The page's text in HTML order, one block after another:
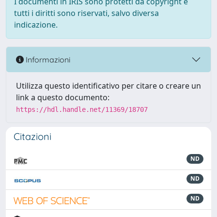
tutti i diritti sono riservati, salvo diversa
indicazione.
Informazioni
Utilizza questo identificativo per citare o creare un
link a questo documento:
https://hdl.handle.net/11369/18707
Citazioni
ND
ND
ND